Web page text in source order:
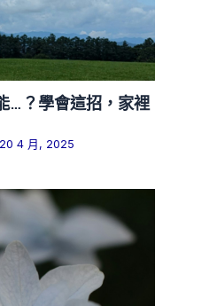
…？學會這招，家裡
20 4 月, 2025